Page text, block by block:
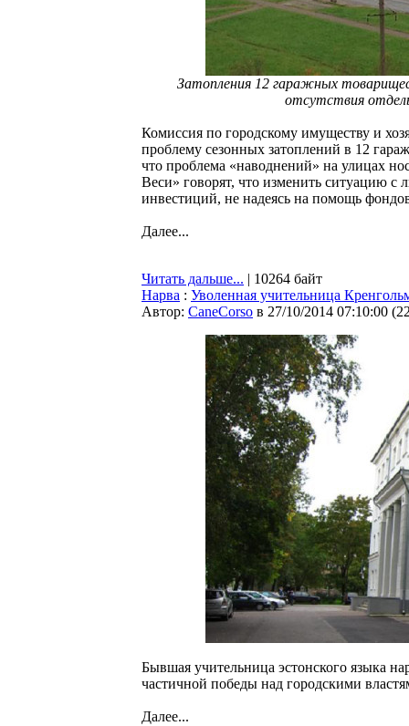
Затопления 12 гаражных
отсутствия
Комиссия по городскому имуществу и
проблему сезонных затоплений в 12
что проблема «наводнений» на улицах
Веси» говорят, что изменить ситуацию с
инвестиций, не надеясь на помощь
Далее...
Читать дальше... | 10264 байт
Нарва : Уволенная учительница
Автор: CaneCorso в 27/10/2014 07:10:00 (
Бывшая учительница эстонского языка
частичной победы над городскими
Далее...